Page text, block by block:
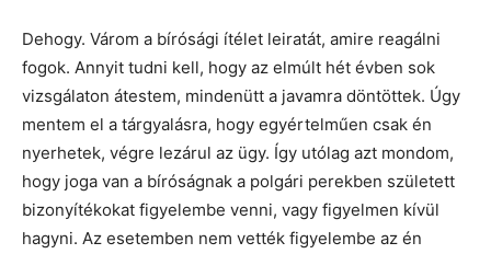
Dehogy. Várom a bírósági ítélet leiratát, amire reagálni
fogok. Annyit tudni kell, hogy az elmúlt hét évben sok
vizsgálaton átestem, mindenütt a javamra döntöttek. Úgy
mentem el a tárgyalásra, hogy egyértelműen csak én
nyerhetek, végre lezárul az ügy. Így utólag azt mondom,
hogy joga van a bíróságnak a polgári perekben született
bizonyítékokat figyelembe venni, vagy figyelmen kívül
hagyni. Az esetemben nem vették figyelembe az én